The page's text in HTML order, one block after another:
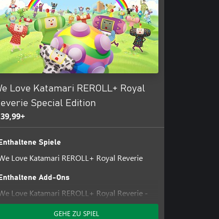
Love Katamari REROLL+ Royal
Special Edition
Enthaltene Spiele
Love Katamari REROLL+ Royal Reverie
Enthaltene Add-Ons
Love Katamari REROLL+ Royal Reverie -
Damacy Series Music Bundle
We Love Katamari REROLL+ Royal Reverie -
GEHE ZU SPIEL